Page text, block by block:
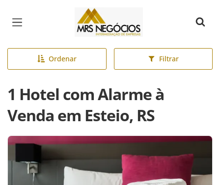
Página inicial
Ordenar Filtrar
1 Hotel com Alarme à
Venda em Esteio, RS